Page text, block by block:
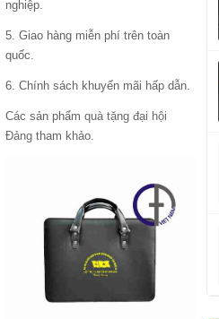
nghiệp.
5. Giao hàng miễn phí trên toàn
quốc.
6. Chính sách khuyến mãi hấp dẫn.
Các sản phẩm quà tặng đại hội
Đảng tham khảo.